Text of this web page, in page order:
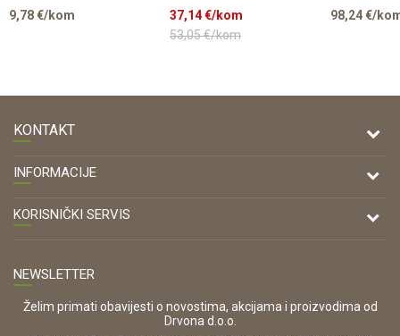
9,78€/kom 37,14€/kom
53,05€/kom
98,24€/
KONTAKT
DRVONA D.O.O.
Antuna Mihanovića 7,
47000 Karlovac
OIB:
42821181683
INFORMACIJE
O nama
KORISNIČKI SERVIS
Zaštita privatnosti i osobnih podataka
Korištenje kolačića
Pravo na odustajanje i jednostrani raskid ugovora
NEWSLETTER
Želim primati obavijesti o novostima, akcijama i proizvodima od
Drvona d.o.o.